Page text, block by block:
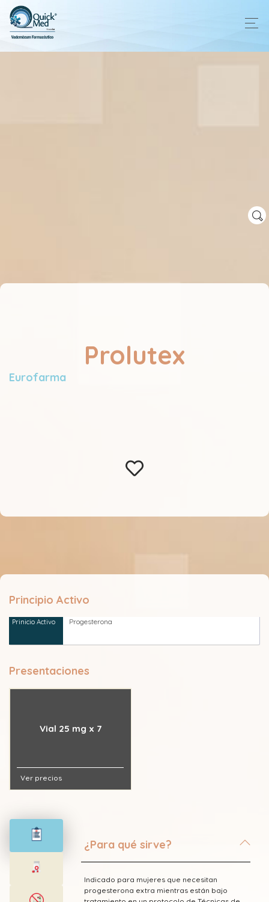
Prolutex
Eurofarma
Principio Activo
Progesterona
Presentaciones
Vial 25 mg x 7
Ver precios
¿Para qué sirve?
Indicado para mujeres que necesitan
progesterona extra mientras están bajo